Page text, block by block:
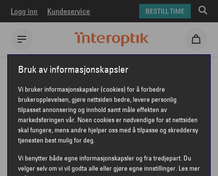
Logg inn Kundeservice BESTILL TIME
Interoptik
Fakta om briller
Hvilke briller passer din ansiktsform?
BRILLER TIL EN OVAL
ANSIKTSFORM
Bruk av informasjonskapsler
Vi bruker informasjonskapsler (cookies) for å forbedre
brukeropplevelsen, gjøre nettsiden bedre, levere personlig
tilpasset annonsering og innhold samt måle effekten av
markedsføringen vår. Noen cookies er nødvendige for at nettsiden
skal fungere, mens andre hjelper oss med å tilpasse og skreddersy
tjenesten best mulig for deg.
Vi benytter både egne informasjonskapsler og fra tredjepart. Du
velger selv om vi vil godta alle eller gjøre egne innstillinger. Les mer